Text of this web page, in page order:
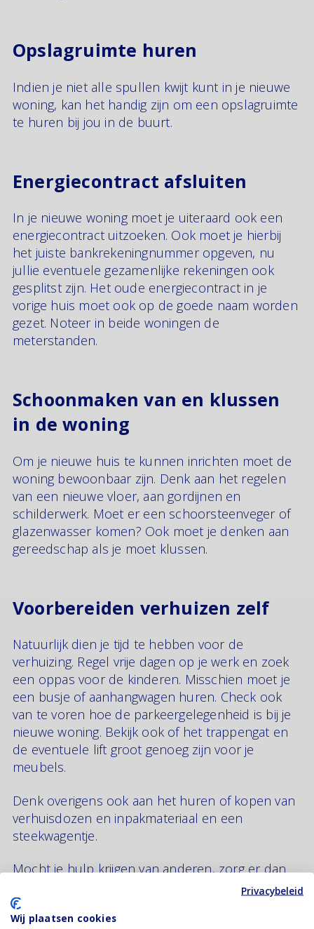
Opslagruimte huren
Indien je niet alle spullen kwijt kunt in je nieuwe
woning, kan het handig zijn om een opslagruimte
te huren bij jou in de buurt.
Energiecontract afsluiten
In je nieuwe woning moet je uiteraard ook een
energiecontract uitzoeken. Ook moet je hierbij
het juiste bankrekeningnummer opgeven, nu
jullie eventuele gezamenlijke rekeningen ook
gesplitst zijn. Het oude energiecontract in je
vorige huis moet ook op de goede naam worden
gezet. Noteer in beide woningen de
meterstanden.
Schoonmaken van en klussen
in de woning
Om je nieuwe huis te kunnen inrichten moet de
woning bewoonbaar zijn. Denk aan het regelen
van een nieuwe vloer, aan gordijnen en
schilderwerk. Moet er een schoorsteenveger of
glazenwasser komen? Ook moet je denken aan
gereedschap als je moet klussen.
Voorbereiden verhuizen zelf
Natuurlijk dien je tijd te hebben voor de
verhuizing. Regel vrije dagen op je werk en zoek
een oppas voor de kinderen. Misschien moet je
een busje of aanhangwagen huren. Check ook
van te voren hoe de parkeergelegenheid is bij je
nieuwe woning. Bekijk ook of het trappengat en
de eventuele lift groot genoeg zijn voor je
meubels.
Denk overigens ook aan het huren of kopen van
verhuisdozen en inpakmateriaal en een
steekwagentje.
Mocht je hulp krijgen van anderen, zorg er dan
voor dat je eten en drinken in huis hebt. Bedenk
je ook wie een sleutel nodig heeft, welke spullen
jullie als eerst laden etc. Dit voorkomt tijdverlies
Privacybeleid
Wij plaatsen cookies